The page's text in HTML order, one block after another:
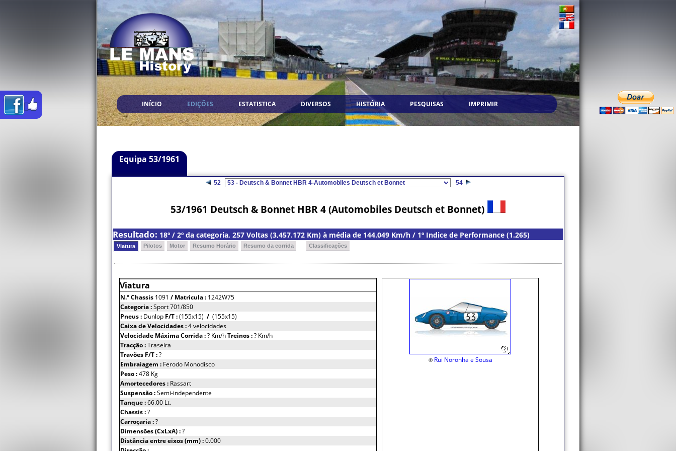
INÍCIO EDIÇÕES ESTATISTICA DIVERSOS HISTÓRIA PESQUISAS IMPRIMIR
Equipa 53/1961
52 54
53/1961 Deutsch & Bonnet HBR 4 (Automobiles Deutsch et Bonnet)
Resultado: 18º / 2º da categoria, 257 Voltas (3,457.172 Km) à média de 144.049 Km/h / 1º Indice de Performance (1.265)
Viatura Pilotos Motor Resumo Horário Resumo da corrida Classificações
Viatura
N.º Chassis 1091 / Matricula : 1242W75
Categoria :Sport 701/850
Pneus : Dunlop F/T :(155x15) / (155x15)
Caixa de Velocidades :4 velocidades
Velocidade Máxima Corrida :? Km/hTreinos :? Km/h
Tracção :Traseira
Travões F/T :?
Embraiagem : Ferodo Monodisco
Peso :478 Kg
Amortecedores : Rassart
Suspensão :Semi-independente
Tanque :66.00 Lt.
Chassis :?
Carroçaria :?
Dimensões (CxLxA) :?
Distância entre eixos (mm) :0.000
© Rui Noronha e Sousa